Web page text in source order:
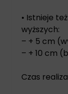
• Istnieje
wyższych:
– + 5 cm
– + 10 cm
Czas